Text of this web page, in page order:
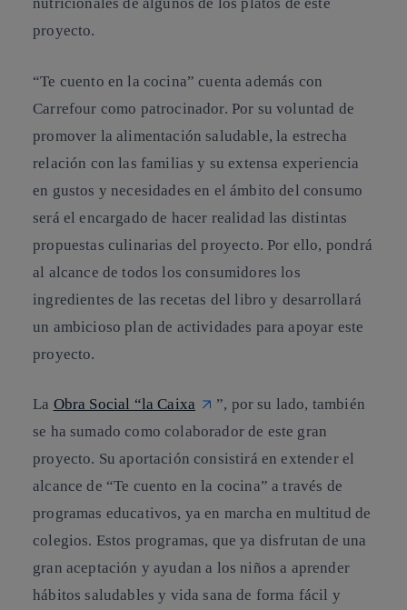
proyecto.
“Te cuento en la cocina” cuenta además con
Carrefour como patrocinador. Por su voluntad de
promover la alimentación saludable, la estrecha
relación con las familias y su extensa experiencia
en gustos y necesidades en el ámbito del consumo
será el encargado de hacer realidad las distintas
propuestas culinarias del proyecto. Por ello, pondrá
al alcance de todos los consumidores los
ingredientes de las recetas del libro y desarrollará
un ambicioso plan de actividades para apoyar este
proyecto.
La Obra Social “la Caixa
”, por su lado, también
se ha sumado como colaborador de este gran
proyecto. Su aportación consistirá en extender el
alcance de “Te cuento en la cocina” a través de
programas educativos, ya en marcha en multitud de
colegios. Estos programas, que ya disfrutan de una
gran aceptación y ayudan a los niños a aprender
hábitos saludables y vida sana de forma fácil y